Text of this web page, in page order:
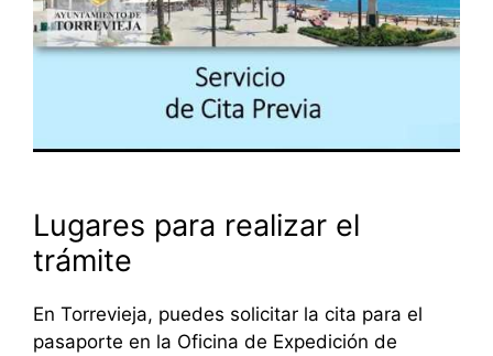
Lugares para realizar el
trámite
En Torrevieja, puedes solicitar la cita para el
pasaporte en la Oficina de Expedición de